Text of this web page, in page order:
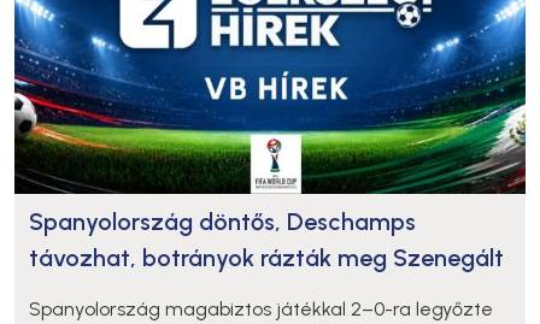
Spanyolország döntős, Deschamps
távozhat, botrányok rázták meg Szenegált
Spanyolország magabiztos játékkal 2–0-ra legyőzte